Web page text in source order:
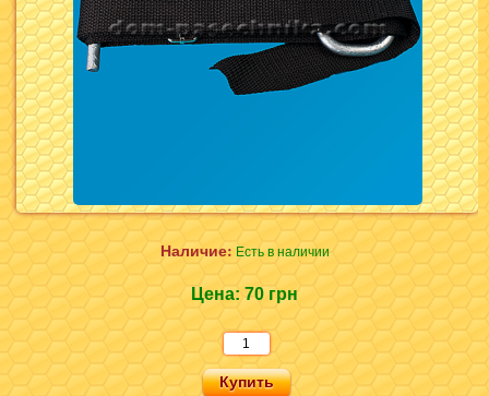
Наличие: Есть в наличии
Цена: 70 грн